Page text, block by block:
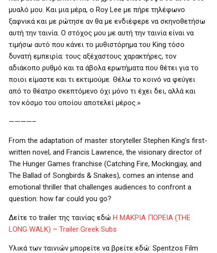
μυαλό μου. Και μια μέρα, ο Roy Lee με πήρε τηλέφωνο
ξαφνικά και με ρώτησε αν θα με ενδιέφερε να σκηνοθετήσω
αυτή την ταινία. Ο στόχος μου με αυτή την ταινία είναι να
τιμήσω αυτό που κάνει το μυθιστόρημα του King τόσο
δυνατή εμπειρία: τους αξέχαστους χαρακτήρες, τον
αδιάκοπο ρυθμό και τα άβολα ερωτήματα που θέτει για το
ποιοι είμαστε και τι εκτιμούμε. Θέλω το κοινό να φεύγει
από το θέατρο σκεπτόμενο όχι μόνο τι έχει δει, αλλά και
τον κόσμο του οποίου αποτελεί μέρος.»
————–
From the adaptation of master storyteller Stephen King’s first-
written novel, and Francis Lawrence, the visionary director of
The Hunger Games franchise (Catching Fire, Mockingjay, and
The Ballad of Songbirds & Snakes), comes an intense and
emotional thriller that challenges audiences to confront a
question: how far could you go?
Δείτε το trailer της ταινίας εδώ Η ΜΑΚΡΙΑ ΠΟΡΕΙΑ (THE
LONG WALK) – Trailer Greek Subs
Υλικά των ταινιών μπορείτε να βρείτε εδώ: Spentzos Film